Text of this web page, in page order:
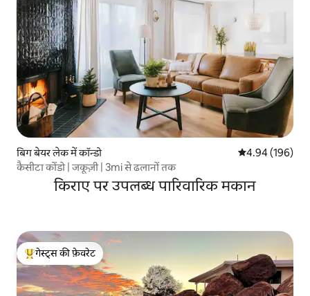
बिग बेयर लेक में कॉन्डो औसत रेटिंग 5 में से
4.94 (196)
कैसीटा कोंडो | जकूज़ी | 3mi से ढलानों तक
किराए पर उपलब्ध पारिवारिक मकान
गेस्ट्स का टॉप फ़ेवरेट
गेस्ट्स की फ़ेवरेट